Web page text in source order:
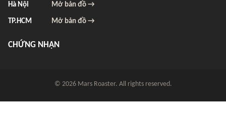
Hà Nội Mở bản đồ →
TP.HCM Mở bản đồ →
CHỨNG NHẬN
© 2026 Mars Roaster. All rights reserved.